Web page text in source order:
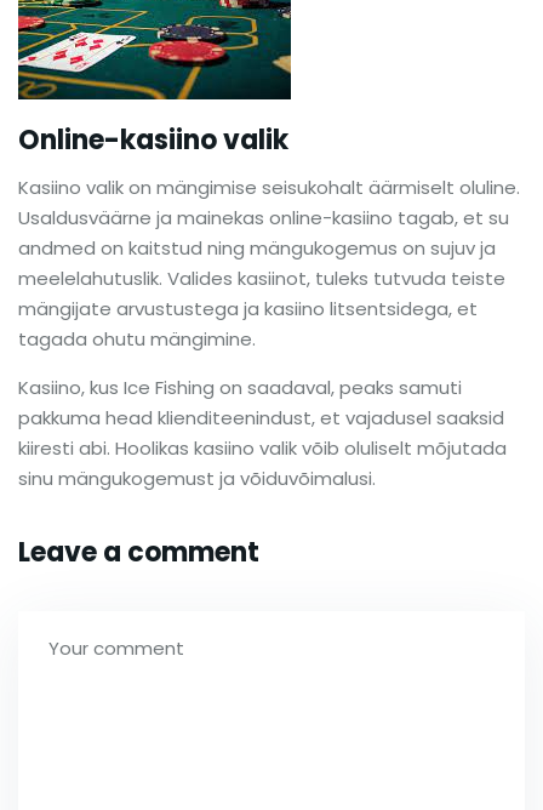
Online-kasiino valik
Kasiino valik on mängimise seisukohalt äärmiselt oluline.
Usaldusväärne ja mainekas online-kasiino tagab, et su
andmed on kaitstud ning mängukogemus on sujuv ja
meelelahutuslik. Valides kasiinot, tuleks tutvuda teiste
mängijate arvustustega ja kasiino litsentsidega, et
tagada ohutu mängimine.
Kasiino, kus Ice Fishing on saadaval, peaks samuti
pakkuma head klienditeenindust, et vajadusel saaksid
kiiresti abi. Hoolikas kasiino valik võib oluliselt mõjutada
sinu mängukogemust ja võiduvõimalusi.
Leave a comment